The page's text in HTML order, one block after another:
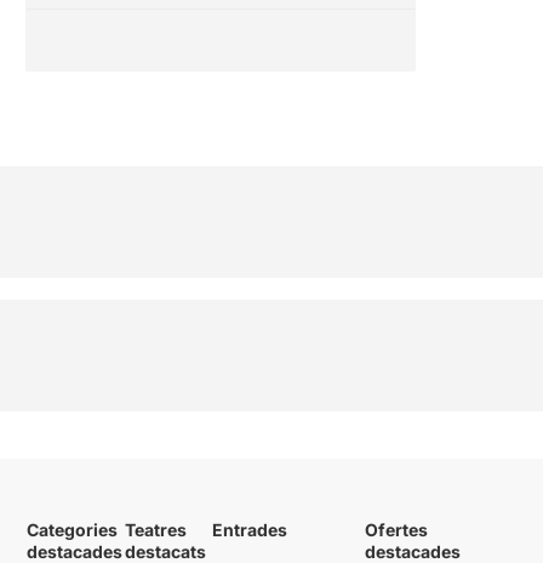
Categories
destacades
Teatres
destacats
Entrades
Ofertes
destacades